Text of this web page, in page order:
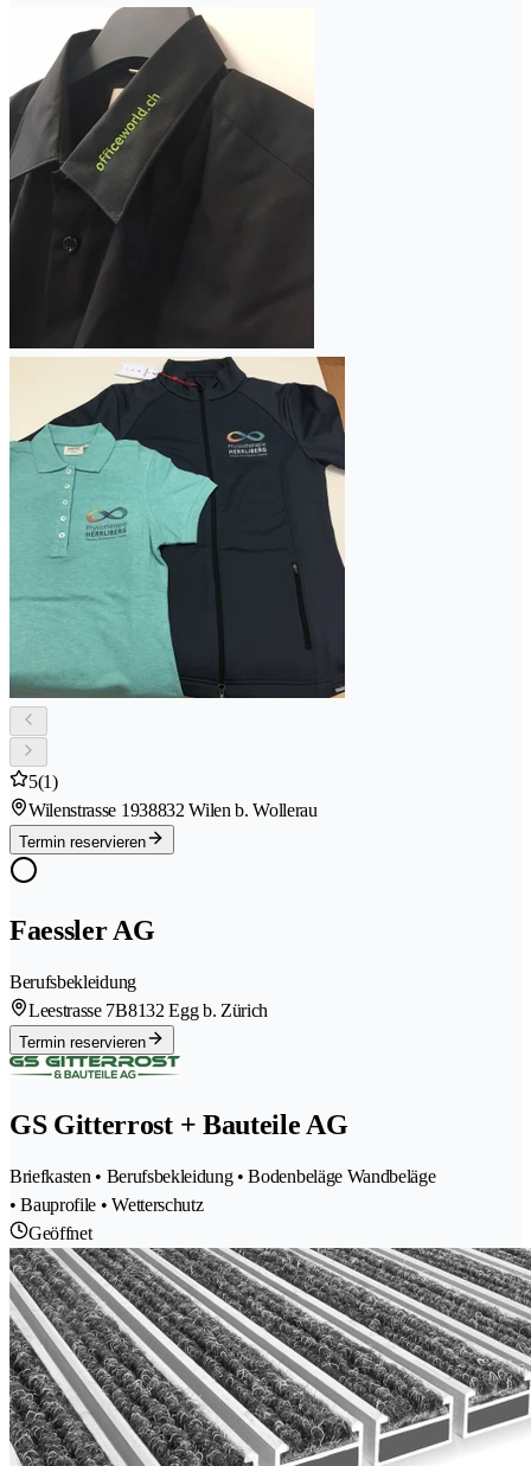
5(1)
Wilenstrasse 1938832 Wilen b. Wollerau
Termin reservieren
Faessler AG
Berufsbekleidung
Leestrasse 7B8132 Egg b. Zürich
Termin reservieren
GS Gitterrost + Bauteile AG
Briefkasten • Berufsbekleidung • Bodenbeläge Wandbeläge
• Bauprofile • Wetterschutz
Geöffnet